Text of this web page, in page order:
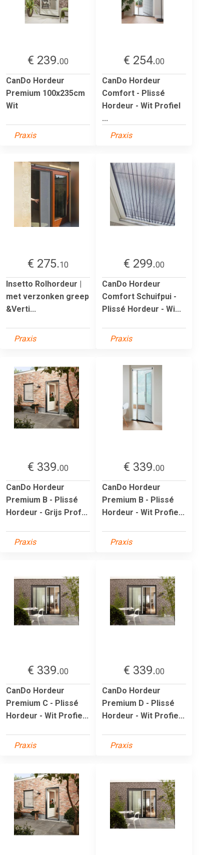
€ 239.00
CanDo Hordeur
Premium 100x235cm
Wit
Praxis
€ 254.00
CanDo Hordeur
Comfort - Plissé
Hordeur - Wit Profiel
...
Praxis
€ 275.10
Insetto Rolhordeur |
met verzonken greep
&Verti...
Praxis
€ 299.00
CanDo Hordeur
Comfort Schuifpui -
Plissé Hordeur - Wi...
Praxis
€ 339.00
CanDo Hordeur
Premium B - Plissé
Hordeur - Grijs Prof...
Praxis
€ 339.00
CanDo Hordeur
Premium B - Plissé
Hordeur - Wit Profie...
Praxis
€ 339.00
CanDo Hordeur
Premium C - Plissé
Hordeur - Wit Profie...
Praxis
€ 339.00
CanDo Hordeur
Premium D - Plissé
Hordeur - Wit Profie...
Praxis